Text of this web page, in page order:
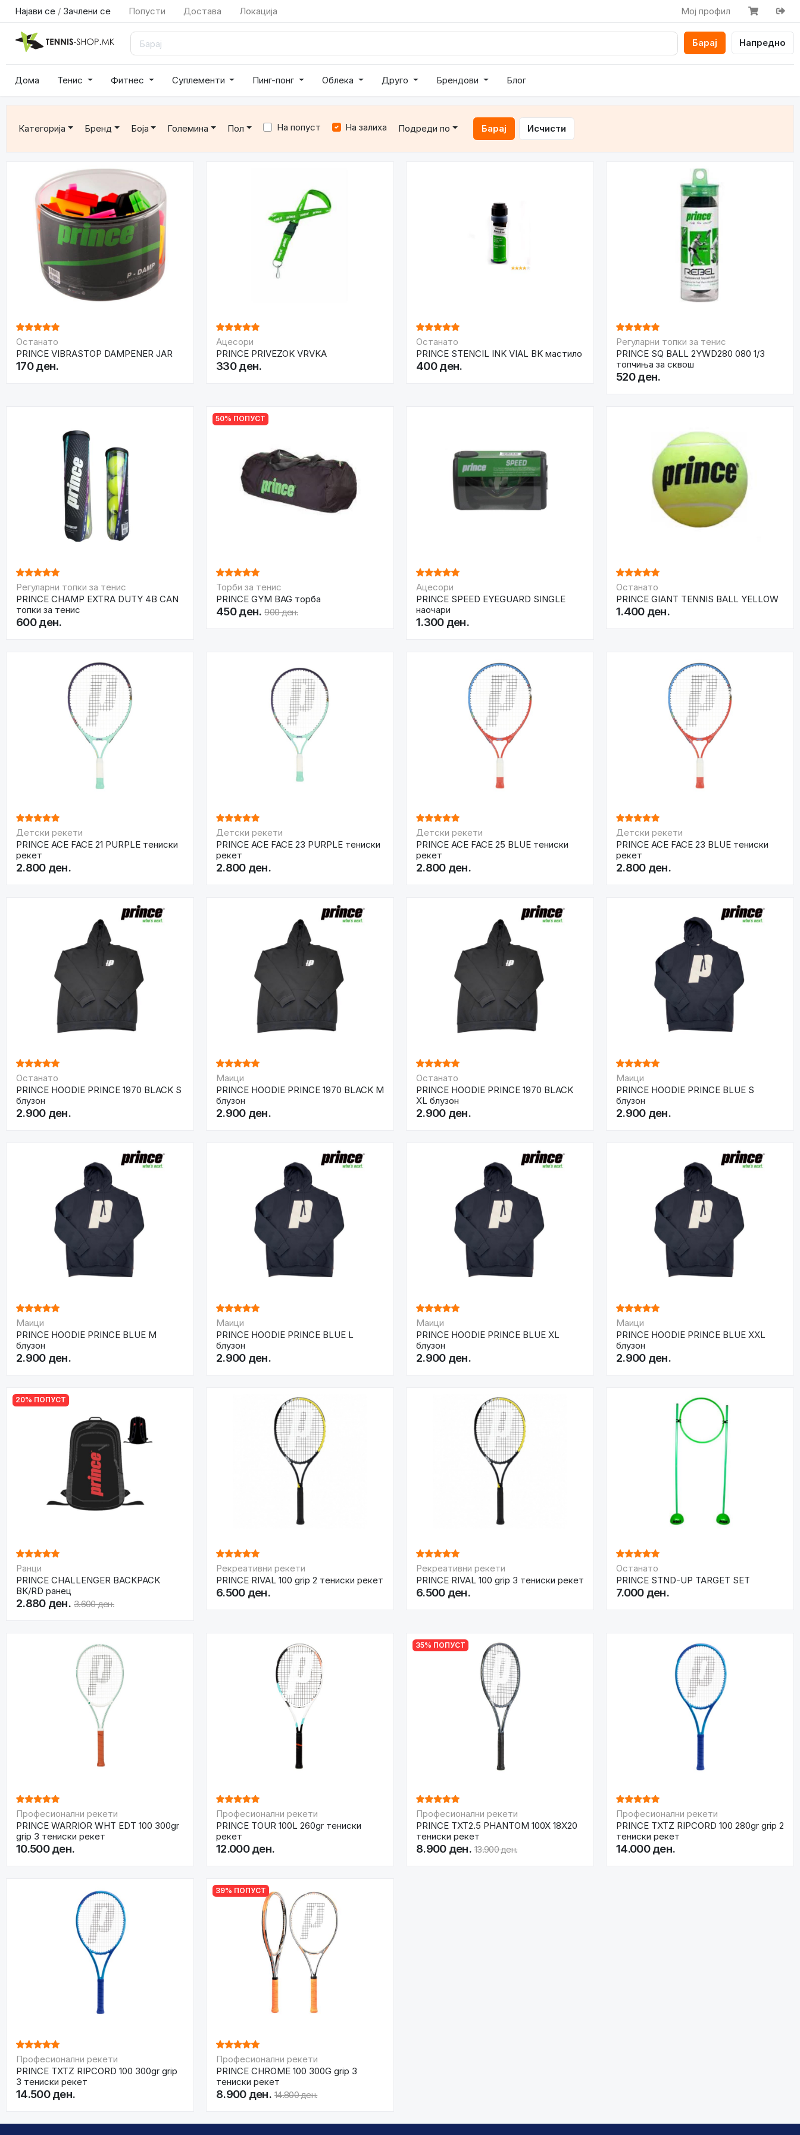
Најави се / Зачлени се Попусти Достава Локација Мој профил
Барај Напредно
Дома Тенис Фитнес Суплементи Пинг-понг Облека Друго Брендови Блог
Категорија Бренд Боја Големина Пол На попуст На залиха Подреди по Барај Исчисти
Останато
PRINCE VIBRASTOP DAMPENER JAR
170 ден.
Ацесори
PRINCE PRIVEZOK VRVKA
330 ден.
Останато
PRINCE STENCIL INK VIAL BK мастило
400 ден.
Регуларни топки за тенис
PRINCE SQ BALL 2YWD280 080 1/3
топчиња за сквош
520 ден.
Регуларни топки за тенис
PRINCE CHAMP EXTRA DUTY 4B CAN
топки за тенис
600 ден.
50% ПОПУСТ
Торби за тенис
PRINCE GYM BAG торба
450 ден. 900 ден.
Ацесори
PRINCE SPEED EYEGUARD SINGLE
наочари
1.300 ден.
Останато
PRINCE GIANT TENNIS BALL YELLOW
1.400 ден.
Детски рекети
PRINCE ACE FACE 21 PURPLE тениски
рекет
2.800 ден.
Детски рекети
PRINCE ACE FACE 23 PURPLE тениски
рекет
2.800 ден.
Детски рекети
PRINCE ACE FACE 25 BLUE тениски
рекет
2.800 ден.
Детски рекети
PRINCE ACE FACE 23 BLUE тениски
рекет
2.800 ден.
Останато
PRINCE HOODIE PRINCE 1970 BLACK S
блузон
2.900 ден.
Маици
PRINCE HOODIE PRINCE 1970 BLACK M
блузон
2.900 ден.
Останато
PRINCE HOODIE PRINCE 1970 BLACK
XL блузон
2.900 ден.
Маици
PRINCE HOODIE PRINCE BLUE S
блузон
2.900 ден.
Маици
PRINCE HOODIE PRINCE BLUE M
блузон
2.900 ден.
Маици
PRINCE HOODIE PRINCE BLUE L
блузон
2.900 ден.
Маици
PRINCE HOODIE PRINCE BLUE XL
блузон
2.900 ден.
Маици
PRINCE HOODIE PRINCE BLUE XXL
блузон
2.900 ден.
20% ПОПУСТ
Ранци
PRINCE CHALLENGER BACKPACK
BK/RD ранец
2.880 ден. 3.600 ден.
Рекреативни рекети
PRINCE RIVAL 100 grip 2 тениски рекет
6.500 ден.
Рекреативни рекети
PRINCE RIVAL 100 grip 3 тениски рекет
6.500 ден.
Останато
PRINCE STND-UP TARGET SET
7.000 ден.
Професионални рекети
PRINCE WARRIOR WHT EDT 100 300gr
grip 3 тениски рекет
10.500 ден.
Професионални рекети
PRINCE TOUR 100L 260gr тениски
рекет
12.000 ден.
35% ПОПУСТ
Професионални рекети
PRINCE TXT2.5 PHANTOM 100X 18X20
тениски рекет
8.900 ден. 13.900 ден.
Професионални рекети
PRINCE TXTZ RIPCORD 100 280gr grip 2
тениски рекет
14.000 ден.
Професионални рекети
PRINCE TXTZ RIPCORD 100 300gr grip
3 тениски рекет
14.500 ден.
39% ПОПУСТ
Професионални рекети
PRINCE CHROME 100 300G grip 3
тениски рекет
8.900 ден. 14.800 ден.